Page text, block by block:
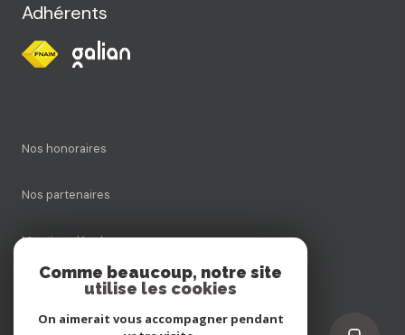
Adhérents
Nos honoraires
Nos partenaires
Mentions légales
Comme beaucoup, notre site
utilise les cookies
On aimerait vous accompagner pendant